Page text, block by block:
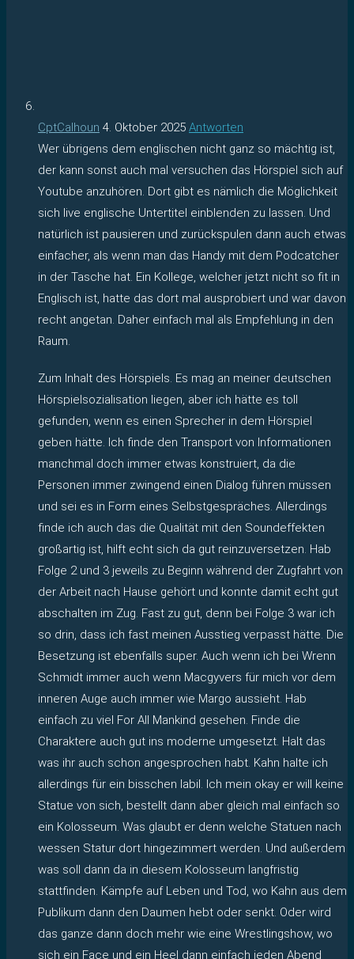
CptCalhoun 4. Oktober 2025 Antworten
Wer übrigens dem englischen nicht ganz so mächtig ist,
der kann sonst auch mal versuchen das Hörspiel sich auf
Youtube anzuhören. Dort gibt es nämlich die Möglichkeit
sich live englische Untertitel einblenden zu lassen. Und
natürlich ist pausieren und zurückspulen dann auch etwas
einfacher, als wenn man das Handy mit dem Podcatcher
in der Tasche hat. Ein Kollege, welcher jetzt nicht so fit in
Englisch ist, hatte das dort mal ausprobiert und war davon
recht angetan. Daher einfach mal als Empfehlung in den
Raum.
Zum Inhalt des Hörspiels. Es mag an meiner deutschen
Hörspielsozialisation liegen, aber ich hätte es toll
gefunden, wenn es einen Sprecher in dem Hörspiel
geben hätte. Ich finde den Transport von Informationen
manchmal doch immer etwas konstruiert, da die
Personen immer zwingend einen Dialog führen müssen
und sei es in Form eines Selbstgespräches. Allerdings
finde ich auch das die Qualität mit den Soundeffekten
großartig ist, hilft echt sich da gut reinzuversetzen. Hab
Folge 2 und 3 jeweils zu Beginn während der Zugfahrt von
der Arbeit nach Hause gehört und konnte damit echt gut
abschalten im Zug. Fast zu gut, denn bei Folge 3 war ich
so drin, dass ich fast meinen Ausstieg verpasst hätte. Die
Besetzung ist ebenfalls super. Auch wenn ich bei Wrenn
Schmidt immer auch wenn Macgyvers für mich vor dem
inneren Auge auch immer wie Margo aussieht. Hab
einfach zu viel For All Mankind gesehen. Finde die
Charaktere auch gut ins moderne umgesetzt. Halt das
was ihr auch schon angesprochen habt. Kahn halte ich
allerdings für ein bisschen labil. Ich mein okay er will keine
Statue von sich, bestellt dann aber gleich mal einfach so
ein Kolosseum. Was glaubt er denn welche Statuen nach
wessen Statur dort hingezimmert werden. Und außerdem
was soll dann da in diesem Kolosseum langfristig
stattfinden. Kämpfe auf Leben und Tod, wo Kahn aus dem
Publikum dann den Daumen hebt oder senkt. Oder wird
das ganze dann doch mehr wie eine Wrestlingshow, wo
sich ein Face und ein Heel dann einfach jeden Abend